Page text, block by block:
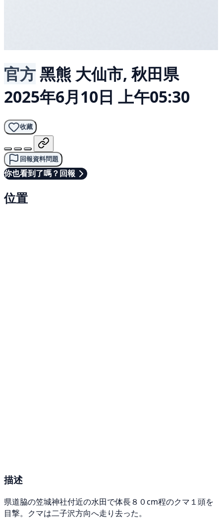
官方黑熊 大仙市, 秋田県
2025年6月10日 上午05:30
收藏
回報資料問題
你也看到了嗎？回報
位置
描述
県道脇の笠城神社付近の水田で体長８０cm程のクマ１頭を
目撃。クマは二子沢方向へ走り去った。